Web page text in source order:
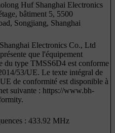
Huf Shanghai Electronics
bâtiment 5, 5500
Songjiang, Shanghai
Electronics Co., Ltd
que l'équipement
du type TMSS6D4 est conforme
53/UE. Le texte intégral de
de conformité est disponible à
suivante : https://www.bh-
: 433.92 MHz